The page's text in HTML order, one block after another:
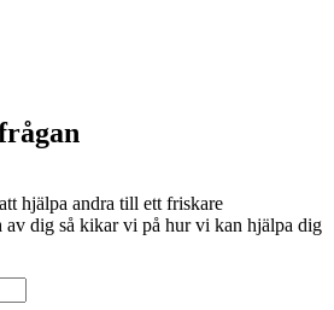
hjälpa andra till ett friskare
dig så kikar vi på hur vi kan hjälpa dig